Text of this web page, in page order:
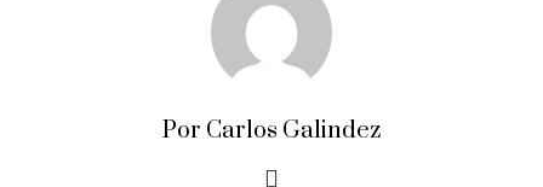
Por Carlos Galindez